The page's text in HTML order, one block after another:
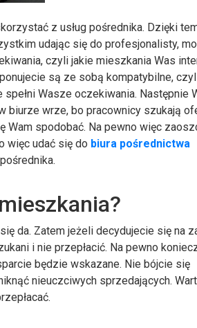
z usług pośrednika. Dzięki
udając się do profesjonalisty,
czyli jakie mieszkania Was
są ze sobą kompatybilne,
Wasze oczekiwania. Następnie
biurze wrze, bo pracownicy szukają
Wam spodobać. Na pewno więc
więc udać się do biura pośrednictwa
da. Zatem jeżeli decydujecie się na
i nie przepłacić. Na pewno
będzie wskazane. Nie bójcie się
nieuczciwych sprzedających.